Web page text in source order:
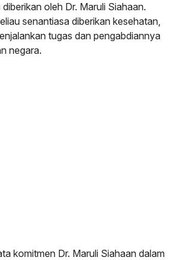
oleh Dr. Maruli Siahaan.
senantiasa diberikan kesehatan,
tugas dan pengabdiannya
negara.
komitmen Dr. Maruli Siahaan dalam